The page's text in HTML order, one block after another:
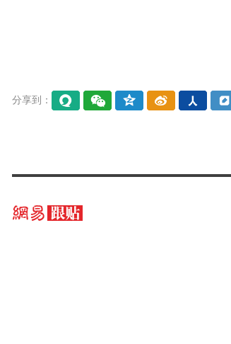
分享到：